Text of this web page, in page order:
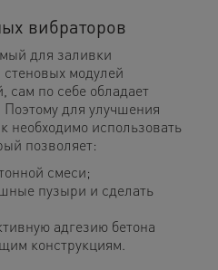
вибраторов
для заливки
модулей
сам по себе обладает
Поэтому для улучшения
необходимо использовать
позволяет:
смеси;
пузыри и сделать
адгезию бетона
конструкциям.